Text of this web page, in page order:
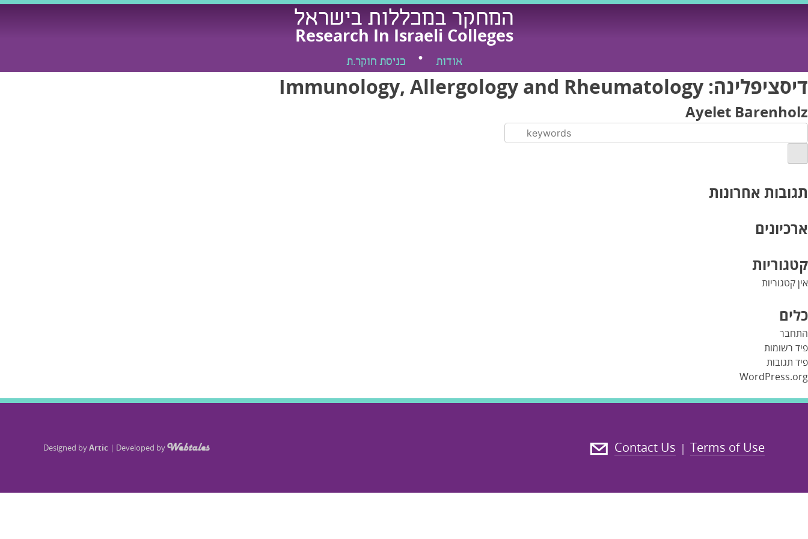
Skip
המחקר במכללות בישראל
Research In Israeli Colleges
אודות כניסת חוקר.ת
דיסציפלינה: Immunology, Allergology and Rheumatology
Ayelet Barenholz
תגובות אחרונות
ארכיונים
קטגוריות
אין קטגוריות
כלים
התחבר
פיד רשומות
פיד תגובות
WordPress.org
Terms of Use
|
Contact Us
Designed byArtic | Developed by